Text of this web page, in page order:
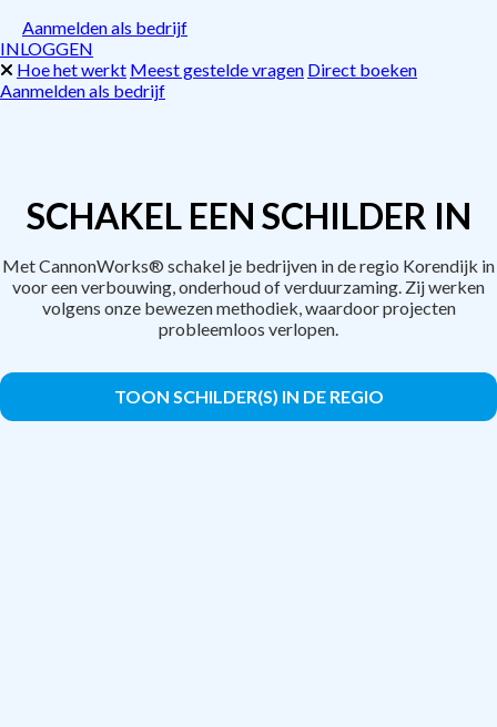
Aanmelden als bedrijf
INLOGGEN
Hoe het werkt Meest gestelde vragen Direct boeken
Aanmelden als bedrijf
SCHAKEL EEN SCHILDER IN
Met CannonWorks® schakel je bedrijven in de regio Korendijk in
voor een verbouwing, onderhoud of verduurzaming. Zij werken
volgens onze bewezen methodiek, waardoor projecten
probleemloos verlopen.
TOON SCHILDER(S) IN DE REGIO